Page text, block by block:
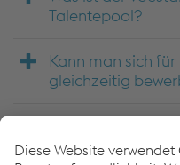
Talentepool?
Kann man sich
gleichzeitig
voestalpine